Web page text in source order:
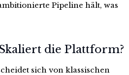
Pipeline hält, was
die Plattform?
sich von klassischen